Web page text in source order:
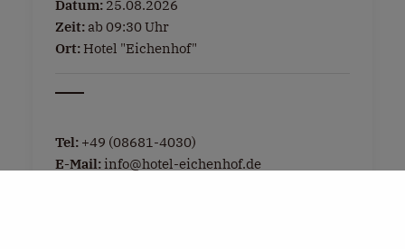
Datum: 25.08.2026
Zeit: ab 09:30 Uhr
Ort: Hotel "Eichenhof"
Tel: +49 (08681-4030)
E-Mail:info@hotel-eichenhof.de